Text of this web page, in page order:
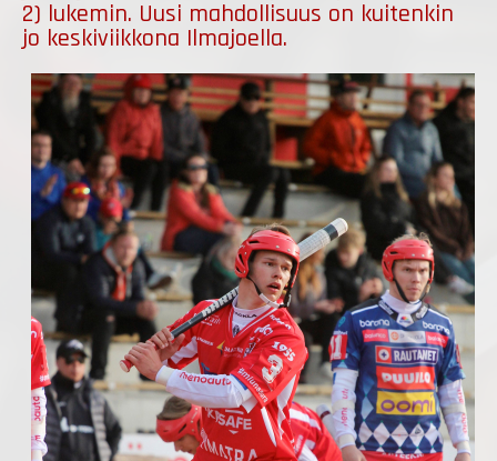
2) lukemin. Uusi mahdollisuus on kuitenkin
jo keskiviikkona Ilmajoella.